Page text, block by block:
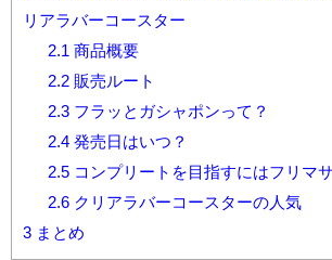
リアラバーコースター
2.1 商品概要
2.2販売ルート
2.3フラッとガシャポンって？
2.4発売日はいつ？
2.5コンプリートを目指すにはフリマ
2.6クリアラバーコースターの人気
3 まとめ